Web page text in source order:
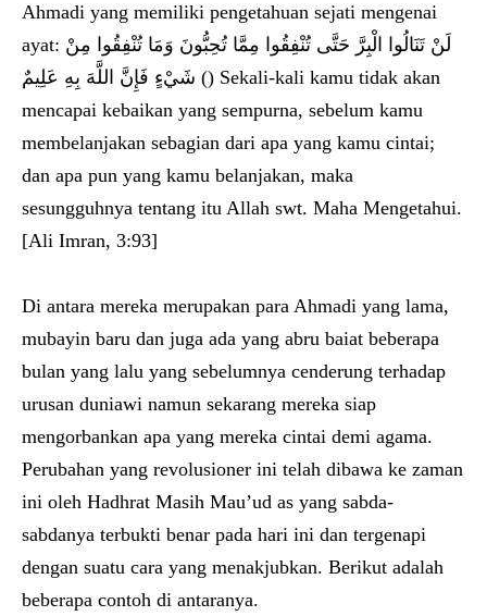
Ahmadi yang memiliki pengetahuan sejati mengenai
ayat: لَنْ تَنَالُوا الْبِرَّ حَتَّى تُنْفِقُوا مِمَّا تُحِبُّونَ وَمَا تُنْفِقُوا مِنْ
شَيْءٍ فَإِنَّ اللَّهَ بِهِ عَلِيمٌ () Sekali-kali kamu tidak akan
mencapai kebaikan yang sempurna, sebelum kamu
membelanjakan sebagian dari apa yang kamu cintai;
dan apa pun yang kamu belanjakan, maka
sesungguhnya tentang itu Allah swt. Maha Mengetahui.
[Ali Imran, 3:93]
Di antara mereka merupakan para Ahmadi yang lama,
mubayin baru dan juga ada yang abru baiat beberapa
bulan yang lalu yang sebelumnya cenderung terhadap
urusan duniawi namun sekarang mereka siap
mengorbankan apa yang mereka cintai demi agama.
Perubahan yang revolusioner ini telah dibawa ke zaman
ini oleh Hadhrat Masih Mau’ud as yang sabda-
sabdanya terbukti benar pada hari ini dan tergenapi
dengan suatu cara yang menakjubkan. Berikut adalah
beberapa contoh di antaranya.